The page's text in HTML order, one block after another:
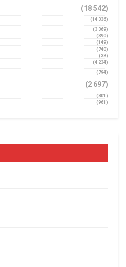
(18 542)
(14 336)
(3 369)
(390)
(149)
(740)
(38)
(4 234)
(794)
(2 697)
(801)
(961)